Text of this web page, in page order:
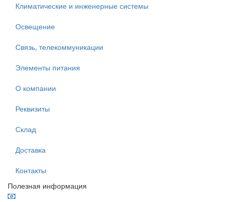
Климатические и инженерные системы
Освещение
Связь, телекоммуникации
Элементы питания
О компании
Реквизиты
Склад
Доставка
Контакты
Полезная информация